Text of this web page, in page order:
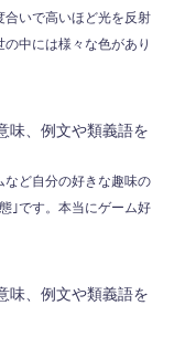
合いで高いほど光を反射
の中には様々な色があり
味、例文や類義語を
など自分の好きな趣味の
｣です。本当にゲーム好
味、例文や類義語を